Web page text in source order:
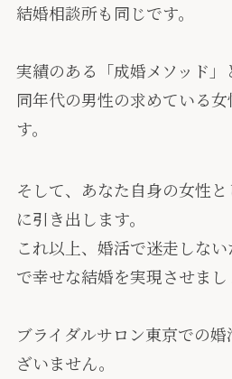
結婚相談所も同じです。
実績のある「成婚メソッド
同年代の男性の求めている
す。
そして、あなた自身の女性
に引き出します。
これ以上、婚活で迷走しな
で幸せな結婚を実現させまし
ブライダルサロン東京での
ざいません。